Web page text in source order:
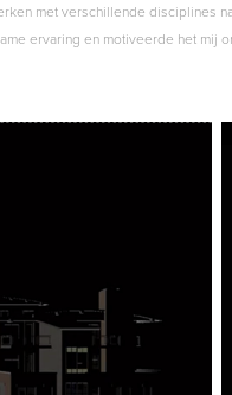
met verschillende disciplines
ervaring en motiveerde het mij